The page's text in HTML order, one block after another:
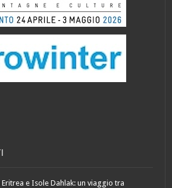
Eritrea e Isole Dahlak: un viaggio tra